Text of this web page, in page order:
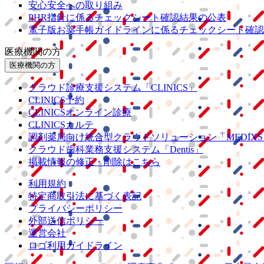
安心安全への取り組み
PHR指針に係るチェックシート確認結果の公表
電子版お薬手帳ガイドラインに係るチェックシート確
医療機関の方
医療機関の方
クラウド診療支援システム
「CLINICS」
CLINICS予約
CLINICSオンライン診療
CLINICSカルテ
調剤薬局向け統合型クラウドソリューション「
クラウド歯科業務支援システム
「Dentis」
掲載情報の修正・削除はこちら
利用規約
特定商取引法に基づく表記
プライバシーポリシー
外部送信ポリシー
運営会社
ロゴ利用ガイドライン